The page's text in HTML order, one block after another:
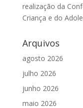
realização da
Criança e do
Arquivos
agosto 2026
julho 2026
junho 2026
maio 2026